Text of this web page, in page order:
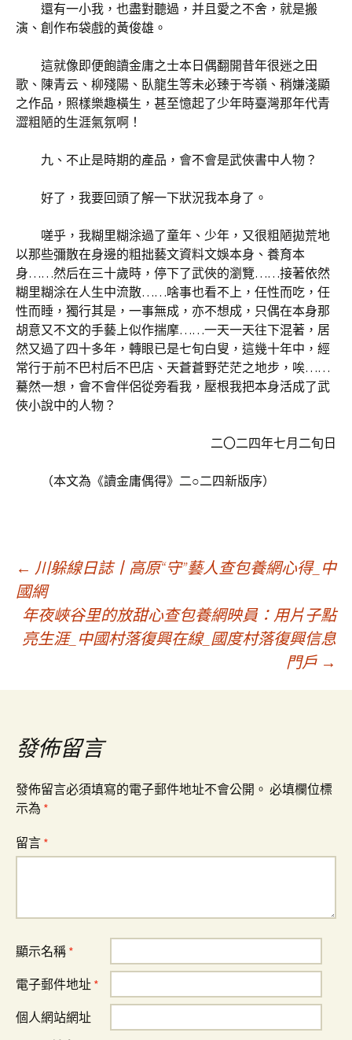
還有一小我，也盡對聽過，并且愛之不舍，就是搬
演、創作布袋戲的黃俊雄。
這就像即便飽讀金庸之士本日偶翻開昔年很迷之田
歌、陳青云、柳殘陽、臥龍生等未必臻于岑嶺、稍嫌淺顯
之作品，照樣樂趣橫生，甚至憶起了少年時臺灣那年代青
澀粗陋的生涯氣氛啊！
九、不止是時期的產品，會不會是武俠書中人物？
好了，我要回頭了解一下狀況我本身了。
嗟乎，我糊里糊涂過了童年、少年，又很粗陋拋荒地
以那些彌散在身邊的粗拙藝文資料文娛本身、養育本
身……然后在三十歲時，停下了武俠的瀏覽……接著依然
糊里糊涂在人生中流散……啥事也看不上，任性而吃，任
性而睡，獨行其是，一事無成，亦不想成，只偶在本身那
胡意又不文的手藝上似作揣摩……一天一天往下混著，居
然又過了四十多年，轉眼已是七旬白叟，這幾十年中，經
常行于前不巴村后不巴店、天蒼蒼野茫茫之地步，唉……
驀然一想，會不會伴侶從旁看我，壓根我把本身活成了武
俠小說中的人物？
二〇二四年七月二旬日
（本文為《讀金庸偶得》二○二四新版序）
文
章
導
覽
← 川躲線日誌丨高原“守”藝人查包養網心得_中
國網
年夜峽谷里的放甜心查包養網映員：用片子點
亮生涯_中國村落復興在線_國度村落復興信息
門戶 →
發佈留言
發佈留言必須填寫的電子郵件地址不會公開。 必填欄位標
示為 *
留言 *
顯示名稱 *
電子郵件地址 *
個人網站網址